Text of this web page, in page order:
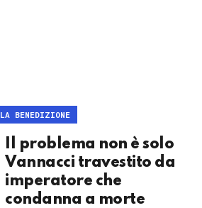
LA BENEDIZIONE
Il problema non è solo
Vannacci travestito da
imperatore che
condanna a morte